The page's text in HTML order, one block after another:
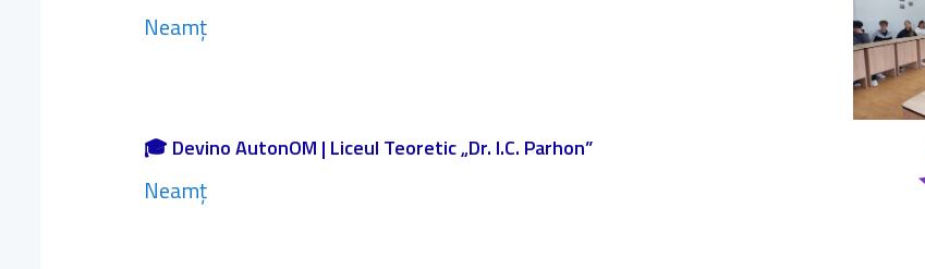
Neamț
🎓 Devino AutonOM | Liceul Teoretic „Dr. I.C. Parhon”
Neamț